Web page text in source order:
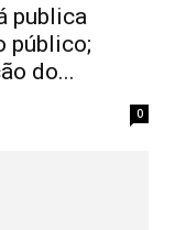
publica
público;
do...
0